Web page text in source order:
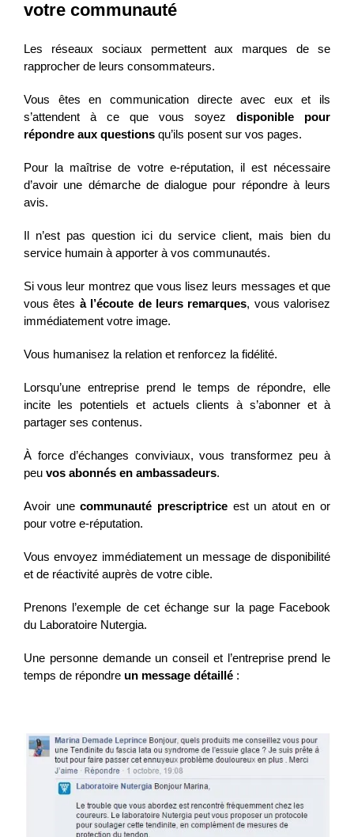
votre communauté
Les réseaux sociaux permettent aux marques de se
rapprocher de leurs consommateurs.
Vous êtes en communication directe avec eux et ils
s’attendent à ce que vous soyez disponible pour
répondre aux questions qu’ils posent sur vos pages.
Pour la maîtrise de votre e-réputation, il est nécessaire
d’avoir une démarche de dialogue pour répondre à leurs
avis.
Il n’est pas question ici du service client, mais bien du
service humain à apporter à vos communautés.
Si vous leur montrez que vous lisez leurs messages et que
vous êtes à l’écoute de leurs remarques, vous valorisez
immédiatement votre image.
Vous humanisez la relation et renforcez la fidélité.
Lorsqu’une entreprise prend le temps de répondre, elle
incite les potentiels et actuels clients à s’abonner et à
partager ses contenus.
À force d’échanges conviviaux, vous transformez peu à
peu vos abonnés en ambassadeurs.
Avoir unecommunauté prescriptriceest un atout en or
pour votre e-réputation.
Vous envoyez immédiatement un message de disponibilité
et de réactivité auprès de votre cible.
Prenons l’exemple de cet échange sur la page Facebook
du Laboratoire Nutergia.
Une personne demande un conseil et l’entreprise prend le
temps de répondre un message détaillé :